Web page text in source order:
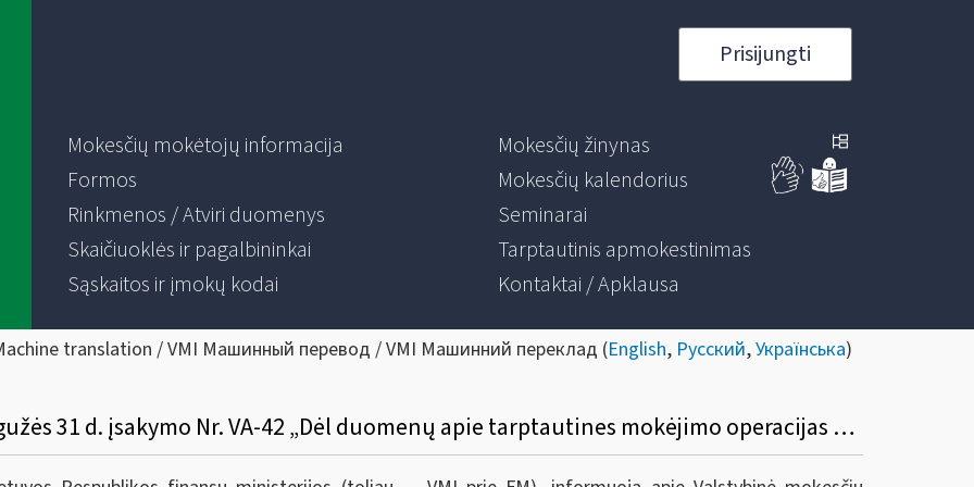
Prisijungti
Mokesčių mokėtojų informacija
Formos
Rinkmenos / Atviri duomenys
Skaičiuoklės ir pagalbininkai
Sąskaitos ir įmokų kodai
Mokesčių žinynas
Mokesčių kalendorius
Seminarai
Tarptautinis apmokestinimas
Kontaktai / Apklausa
translation / VMI Машинный перевод / VMI Машинний переклад (English, Русский,Українська)
Dėl VMI prie FM viršininko 2023 m. gegužės 31 d. įsakymo Nr. VA-42 „Dėl duomenų apie tarptautines mokėjimo operacijas kaupimo, saugojimo ir teikimo taisyklių patvirtinimo“